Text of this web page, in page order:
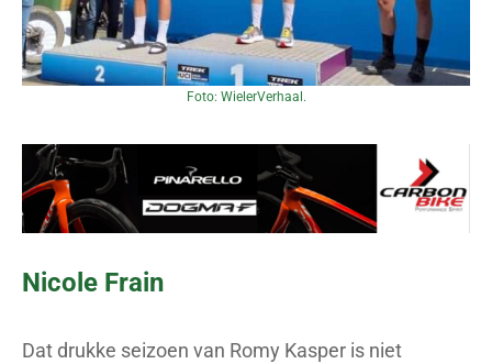
Foto: WielerVerhaal.
Nicole Frain
Dat drukke seizoen van Romy Kasper is niet